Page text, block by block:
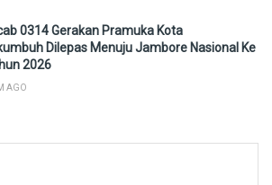
0314 Gerakan Pramuka Kota
Dilepas Menuju Jambore Nasional Ke
2026
AGO